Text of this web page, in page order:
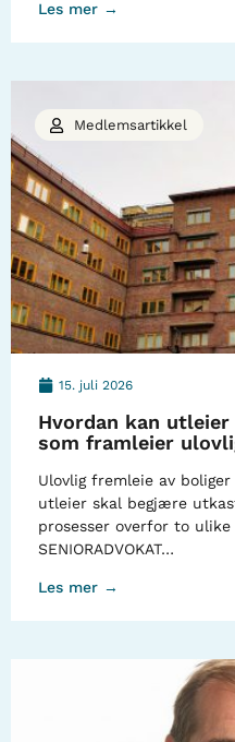
Les mer →
15. juli 2026
Hvordan kan
som framleier
Ulovlig fremleie av
utleier skal begjære
prosesser overfor to ulike
SENIORADVOKAT…
Les mer →
Medlemsartikkel